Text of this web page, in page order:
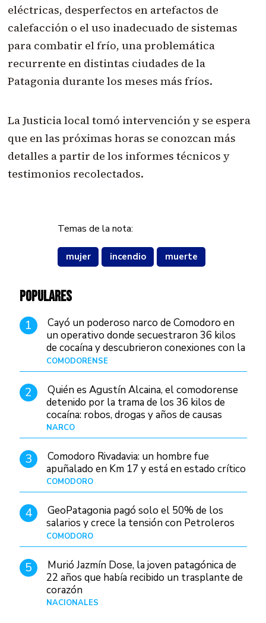
eléctricas, desperfectos en artefactos de
calefacción o el uso inadecuado de sistemas
para combatir el frío, una problemática
recurrente en distintas ciudades de la
Patagonia durante los meses más fríos.
La Justicia local tomó intervención y se espera
que en las próximas horas se conozcan más
detalles a partir de los informes técnicos y
testimonios recolectados.
Temas de la nota:
mujer incendio muerte
POPULARES
1
Cayó un poderoso narco de Comodoro en
un operativo donde secuestraron 36 kilos
de cocaína y descubrieron conexiones con la
Patagonia
COMODORENSE
2
Quién es Agustín Alcaina, el comodorense
detenido por la trama de los 36 kilos de
cocaína: robos, drogas y años de causas
judiciales
NARCO
3
Comodoro Rivadavia: un hombre fue
apuñalado en Km 17 y está en estado crítico
COMODORO
4
GeoPatagonia pagó solo el 50% de los
salarios y crece la tensión con Petroleros
COMODORO
5
Murió Jazmín Dose, la joven patagónica de
22 años que había recibido un trasplante de
corazón
NACIONALES